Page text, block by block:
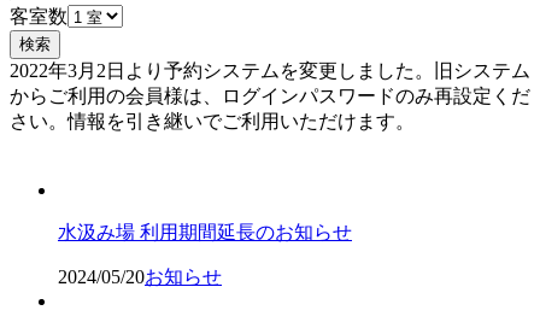
客室数
検索
2022年3月2日より予約システムを変更しました。旧システム
からご利用の会員様は、ログインパスワードのみ再設定くだ
さい。情報を引き継いでご利用いただけます。
水汲み場 利用期間延長のお知らせ
2024/05/20お知らせ